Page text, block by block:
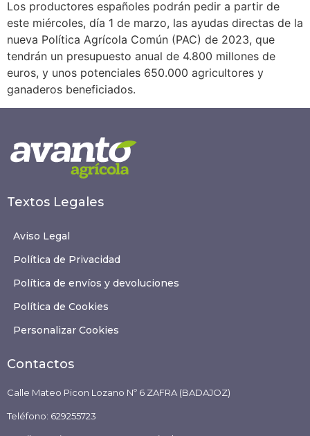
Los productores españoles podrán pedir a partir de
este miércoles, día 1 de marzo, las ayudas directas de la
nueva Política Agrícola Común (PAC) de 2023, que
tendrán un presupuesto anual de 4.800 millones de
euros, y unos potenciales 650.000 agricultores y
ganaderos beneficiados.
Textos Legales
Aviso Legal
Política de Privacidad
Política de envíos y devoluciones
Política de Cookies
Personalizar Cookies
Contactos
Calle Mateo Picon Lozano Nº 6 ZAFRA (BADAJOZ)
Teléfono: 629255723